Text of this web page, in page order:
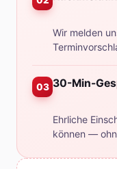
Wir melden
03 30-Min-
Ehrliche
können —